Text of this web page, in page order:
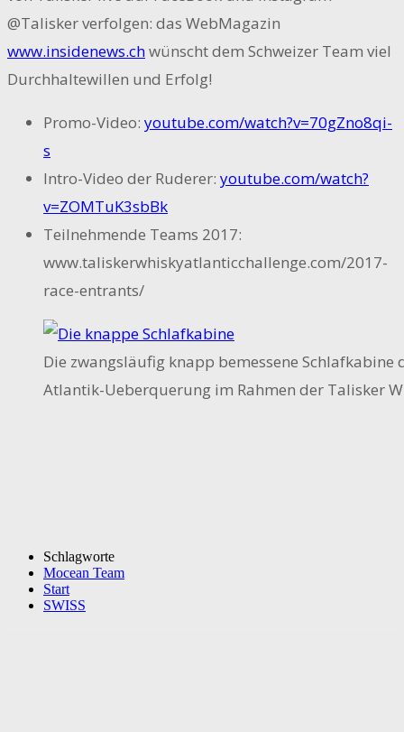
@Talisker verfolgen: das WebMagazin
www.insidenews.chwünscht dem Schweizer Team viel
Durchhaltewillen und Erfolg!
Promo-Video: youtube.com/watch?v=70gZno8qi-
s
Intro-Video der Ruderer: youtube.com/watch?
v=ZOMTuK3sbBk
Teilnehmende Teams 2017:
www.taliskerwhiskyatlanticchallenge.com/2017-
race-entrants/
Die zwangsläufig knapp bemessene Schlafkabine
Atlantik-Ueberquerung im Rahmen der Talisker
Schlagworte
Mocean Team
Start
SWISS